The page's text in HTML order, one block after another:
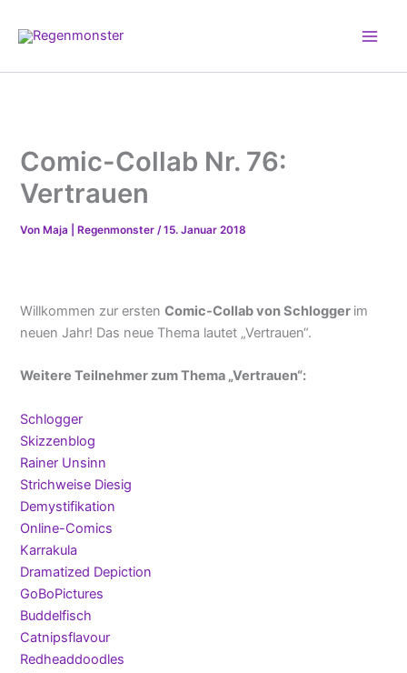
Inhalt
Comic-Collab Nr. 76:
Vertrauen
Von Maja | Regenmonster/15. Januar 2018
Willkommen zur erstenComic-Collab von Schlogger im
neuen Jahr! Das neue Thema lautet „Vertrauen“.
Weitere Teilnehmer zum Thema „Vertrauen“:
Schlogger
Skizzenblog
Rainer Unsinn
Strichweise Diesig
Demystifikation
Online-Comics
Karrakula
Dramatized Depiction
GoBoPictures
Buddelfisch
Catnipsflavour
Redheaddoodles